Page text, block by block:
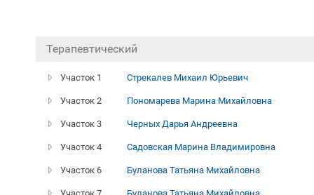
Терапевтический
Участок 1 Стрекалев Михаил Юрьевич
Участок 2 Пономарева Марина Михайловна
Участок 3 Черных Дарья Андреевна
Участок 4 Садовская Марина Владимировна
Участок 6 Буланова Татьяна Михайловна